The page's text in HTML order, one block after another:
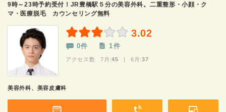
9時～23時予約受付！JR豊橋駅５分の美容外科。二重整形・小顔・ク
マ・医療脱毛 カウンセリング無料
3.02
0件 1件
アクセス数 7月:45 | 6月:37
美容外科、美容皮膚科